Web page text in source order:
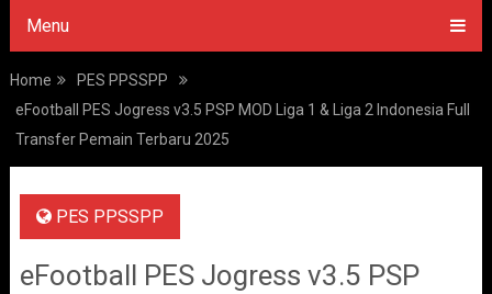
Menu
Home
PES PPSSPP
eFootball PES Jogress v3.5 PSP MOD Liga 1 & Liga 2 Indonesia Full
Transfer Pemain Terbaru 2025
PES PPSSPP
eFootball PES Jogress v3.5 PSP